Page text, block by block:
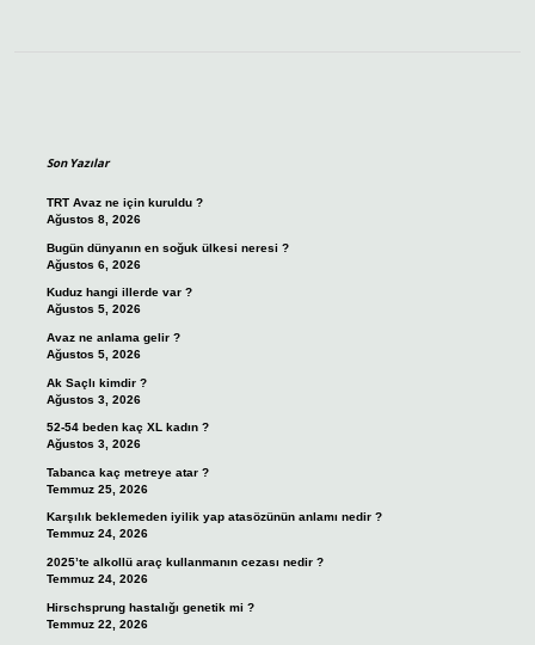
Son Yazılar
TRT Avaz ne için kuruldu ?
Ağustos 8, 2026
Bugün dünyanın en soğuk ülkesi neresi ?
Ağustos 6, 2026
Kuduz hangi illerde var ?
Ağustos 5, 2026
Avaz ne anlama gelir ?
Ağustos 5, 2026
Ak Saçlı kimdir ?
Ağustos 3, 2026
52-54 beden kaç XL kadın ?
Ağustos 3, 2026
Tabanca kaç metreye atar ?
Temmuz 25, 2026
Karşılık beklemeden iyilik yap atasözünün anlamı nedir ?
Temmuz 24, 2026
2025’te alkollü araç kullanmanın cezası nedir ?
Temmuz 24, 2026
Hirschsprung hastalığı genetik mi ?
Temmuz 22, 2026